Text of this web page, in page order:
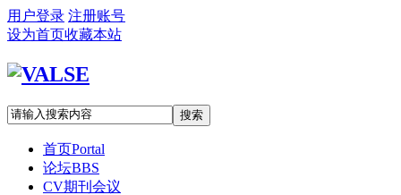
用户登录 注册账号
设为首页收藏本站
搜索
首页Portal
论坛BBS
CV期刊会议